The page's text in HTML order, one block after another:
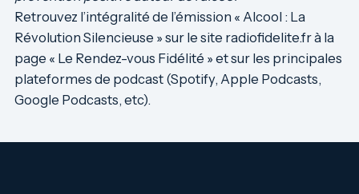
Retrouvez l’intégralité de l’émission « Alcool : La
Révolution Silencieuse » sur le site radiofidelite.fr à la
page « Le Rendez-vous Fidélité » et sur les principales
plateformes de podcast (Spotify, Apple Podcasts,
Google Podcasts, etc).